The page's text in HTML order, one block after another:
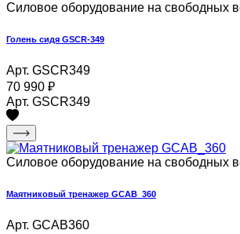
Силовое оборудование на свободных
Голень сидя GSCR-349
Арт. GSCR349
70 990 ₽
Арт. GSCR349
Силовое оборудование на свободных
Маятниковый тренажер GCAB_360
Арт. GCAB360